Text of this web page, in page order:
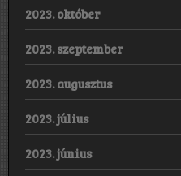
2023. október
2023. szeptember
2023. augusztus
2023. július
2023. június